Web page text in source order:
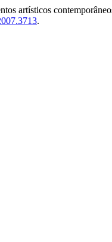
artísticos
.